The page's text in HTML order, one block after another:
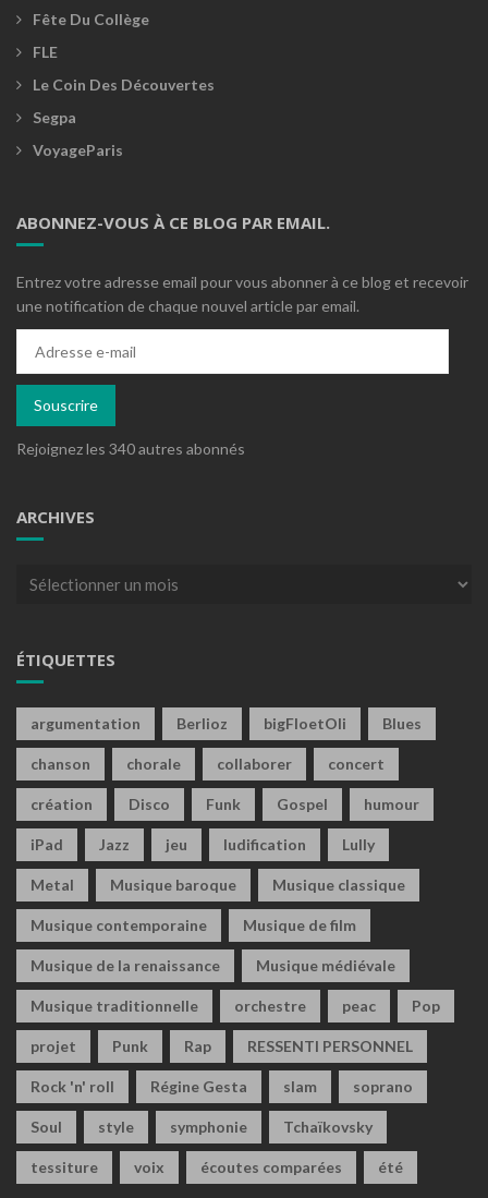
Fête Du Collège
FLE
Le Coin Des Découvertes
Segpa
VoyageParis
ABONNEZ-VOUS À CE BLOG PAR EMAIL.
Entrez votre adresse email pour vous abonner à ce blog et recevoir
une notification de chaque nouvel article par email.
mail
Souscrire
Rejoignez les 340 autres abonnés
ARCHIVES
Archives
ÉTIQUETTES
argumentation Berlioz bigFloetOli Blues
chanson chorale collaborer concert
création Disco Funk Gospel humour
iPad Jazz jeu ludification Lully
Metal Musique baroque Musique classique
Musique contemporaine Musique de film
Musique de la renaissance Musique médiévale
Musique traditionnelle orchestre peac Pop
projet Punk Rap RESSENTI PERSONNEL
Rock 'n' roll Régine Gesta slam soprano
Soul style symphonie Tchaïkovsky
tessiture voix écoutes comparées été